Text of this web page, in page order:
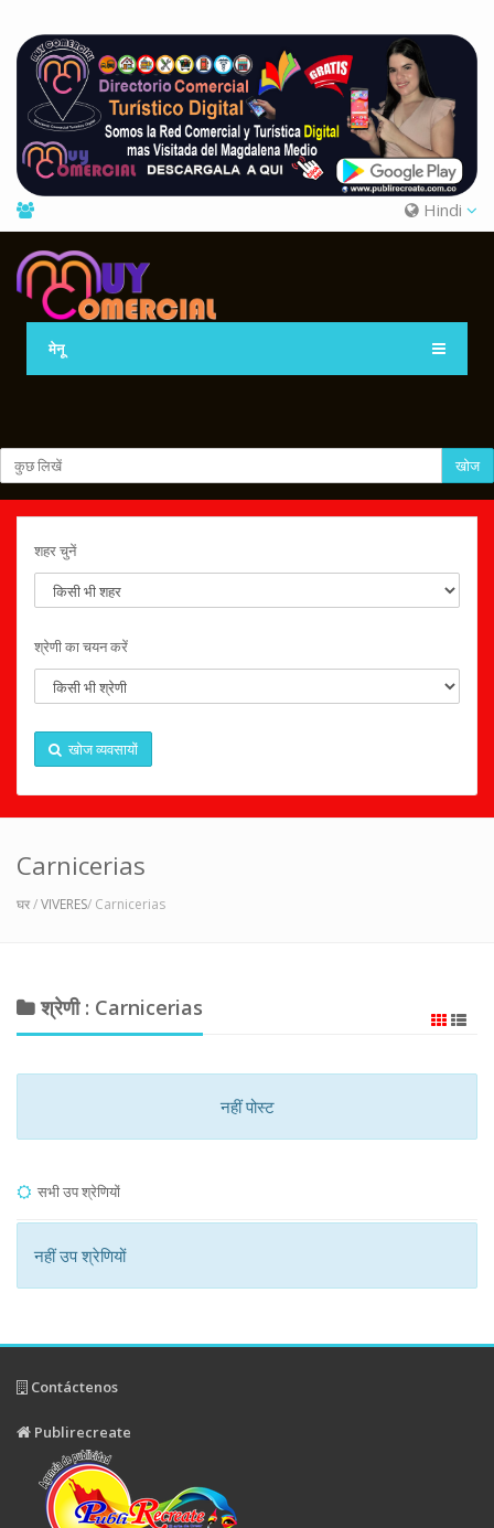
Hindi
मेनू
खोज
शहर चुनें
श्रेणी का चयन करें
खोज व्यवसायों
Carnicerias
घर/VIVERES/ Carnicerias
श्रेणी : Carnicerias
नहीं पोस्ट
सभी उप श्रेणियों
नहीं उप श्रेणियों
Contáctenos
Publirecreate